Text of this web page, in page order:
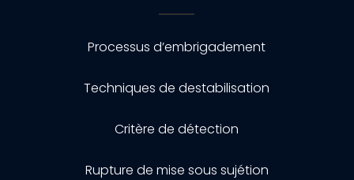
Processus d’embrigadement
Techniques de destabilisation
Critère de détection
Rupture de mise sous sujétion